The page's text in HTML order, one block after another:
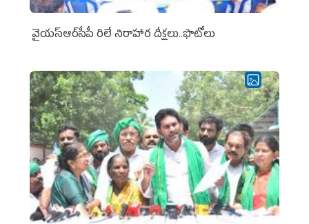
వైయ‌స్ఆర్‌సీపీ రిలే నిరాహార దీక్షలు..ఫొటోలు